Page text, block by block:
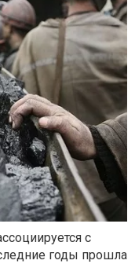
с
годы прошла